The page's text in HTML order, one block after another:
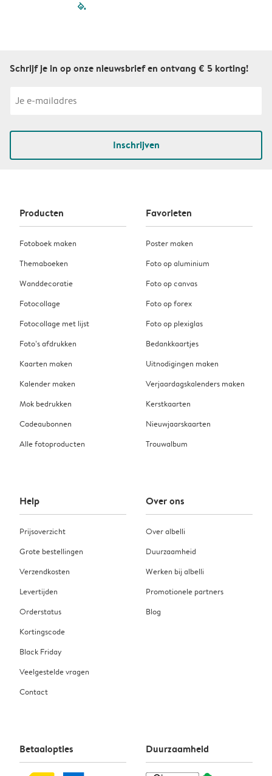
filled-pagination
Schrijf je in op onze nieuwsbrief en ontvang € 5 korting!
Inschrijven
Producten
Fotoboek maken
Themaboeken
Wanddecoratie
Fotocollage
Fotocollage met lijst
Foto’s afdrukken
Kaarten maken
Kalender maken
Mok bedrukken
Cadeaubonnen
Alle fotoproducten
Favorieten
Poster maken
Foto op aluminium
Foto op canvas
Foto op forex
Foto op plexiglas
Bedankkaartjes
Uitnodigingen maken
Verjaardagskalenders maken
Kerstkaarten
Nieuwjaarskaarten
Trouwalbum
Help
Prijsoverzicht
Grote bestellingen
Verzendkosten
Levertijden
Orderstatus
Kortingscode
Black Friday
Veelgestelde vragen
Contact
Over ons
Over albelli
Duurzaamheid
Werken bij albelli
Promotionele partners
Blog
Betaalopties Duurzaamheid